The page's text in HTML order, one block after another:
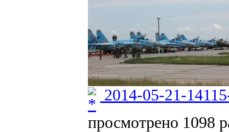
2014-05-21-
просмотрено 1098